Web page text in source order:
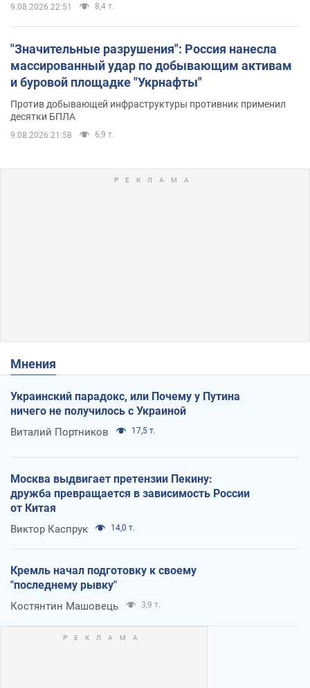
9.08.2026 22:51 8,4 т.
"Значительные разрушения": Россия нанесла
массированный удар по добывающим активам
и буровой площадке "Укрнафты"
Против добывающей инфраструктуры противник применил
десятки БПЛА
9.08.2026 21:58 6,9 т.
Мнения
Украинский парадокс, или Почему у Путина
ничего не получилось с Украиной
Виталий Портников 17,5 т.
Москва выдвигает претензии Пекину:
дружба превращается в зависимость России
от Китая
Виктор Каспрук 14,0 т.
Кремль начал подготовку к своему
"последнему рывку"
Костянтин Машовець 3,9 т.